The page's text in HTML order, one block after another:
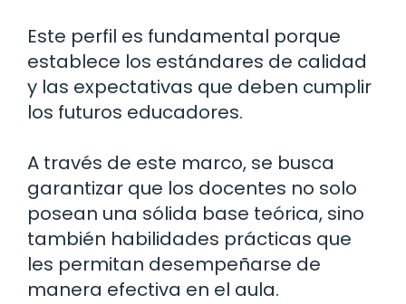
Este perfil es fundamental porque
establece los estándares de calidad
y las expectativas que deben cumplir
los futuros educadores.
A través de este marco, se busca
garantizar que los docentes no solo
posean una sólida base teórica, sino
también habilidades prácticas que
les permitan desempeñarse de
manera efectiva en el aula.